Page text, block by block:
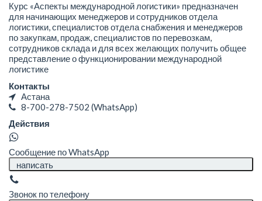
Курс «Аспекты международной логистики» предназначен
для начинающих менеджеров и сотрудников отдела
логистики, специалистов отдела снабжения и менеджеров
по закупкам, продаж, специалистов по перевозкам,
сотрудников склада и для всех желающих получить общее
представление о функционировании международной
логистике
Контакты
Астана
8-700-278-7502 (WhatsApp)
Действия
Сообщение по WhatsApp
написать
Звонок по телефону